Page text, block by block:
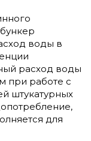
воды в
расход воды
при работе с
штукатурных
для